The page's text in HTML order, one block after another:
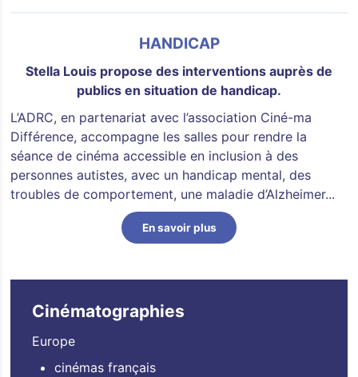
HANDICAP
Stella Louis propose des interventions auprès de
publics en situation de handicap.
L’ADRC, en partenariat avec l’association Ciné-ma
Différence, accompagne les salles pour rendre la
séance de cinéma accessible en inclusion à des
personnes autistes, avec un handicap mental, des
troubles de comportement, une maladie d’Alzheimer...
En savoir plus
Cinématographies
Europe
cinémas français